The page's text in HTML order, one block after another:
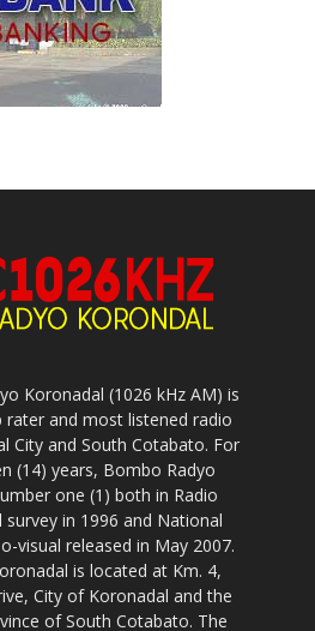
Koronadal (1026 kHz AM) is
and most listened radio
City and South Cotabato. For
(14) years, Bombo Radyo
one (1) both in Radio
survey in 1996 and National
visual released in May 2007.
is located at Km. 4,
City of Koronadal and the
of South Cotabato. The